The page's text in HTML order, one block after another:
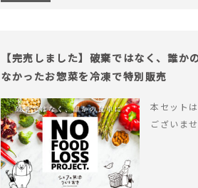
【完売しました】破棄ではなく、誰か
なかったお惣菜を冷凍で特別販売
本セット
ございま